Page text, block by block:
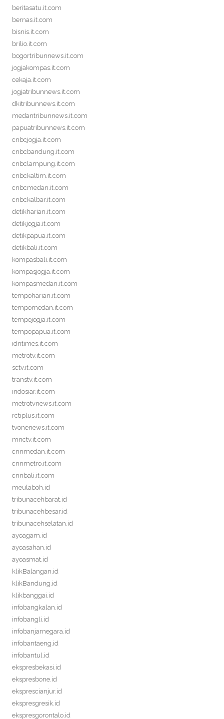
beritasatu.it.com
bernas.it.com
bisnis.it.com
brilio.it.com
bogortribunnews.it.com
jogjakompas.it.com
cekaja.it.com
jogjatribunnews.it.com
dkitribunnews.it.com
medantribunnews.it.com
papuatribunnews.it.com
cnbcjogja.it.com
cnbcbandung.it.com
cnbclampung.it.com
cnbckaltim.it.com
cnbcmedan.it.com
cnbckalbar.it.com
detikharian.it.com
detikjogja.it.com
detikpapua.it.com
detikbali.it.com
kompasbali.it.com
kompasjogja.it.com
kompasmedan.it.com
tempoharian.it.com
tempomedan.it.com
tempojogja.it.com
tempopapua.it.com
idntimes.it.com
metrotv.it.com
sctv.it.com
transtv.it.com
indosiar.it.com
metrotvnews.it.com
rctiplus.it.com
tvonenews.it.com
mnctv.it.com
cnnmedan.it.com
cnnmetro.it.com
cnnbali.it.com
meulaboh.id
tribunacehbarat.id
tribunacehbesar.id
tribunacehselatan.id
ayoagam.id
ayoasahan.id
ayoasmat.id
klikBalangan.id
klikBandung.id
klikbanggai.id
infobangkalan.id
infobangli.id
infobanjarnegara.id
infobantaeng.id
infobantul.id
ekspresbekasi.id
ekspresbone.id
eksprescianjur.id
ekspresgresik.id
ekspresgorontalo.id